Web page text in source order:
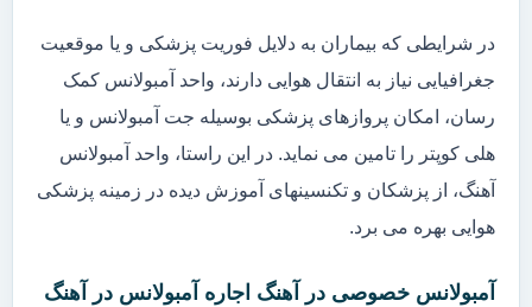
در شرایطی که بیماران به دلایل فوریت پزشکی و یا موقعیت
جغرافیایی نیاز به انتقال هوایی دارند، واحد آمبولانس کمک
رسان، امکان پروازهای پزشکی بوسیله جت آمبولانس و یا
هلی کوپتر را تامین می نماید. در این راستا، واحد آمبولانس
آهنگ، از پزشکان و تکنسینهای آموزش دیده در زمینه پزشکی
هوایی بهره می برد.
آمبولانس خصوصی در آهنگ اجاره آمبولانس در آهنگ